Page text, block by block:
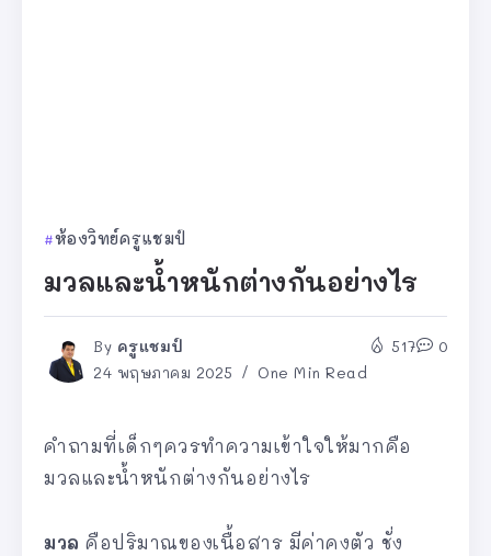
ห้องวิทย์ครูแชมป์
มวลและน้ำหนักต่างกันอย่างไร
By ครูแชมป์
24 พฤษภาคม 2025
One Min Read
517 0
คำถามที่เด็กๆควรทำความเข้าใจให้มากคือ
มวลและน้ำหนักต่างกันอย่างไร
มวล คือปริมาณของเนื้อสาร มีค่าคงตัว ชั่ง